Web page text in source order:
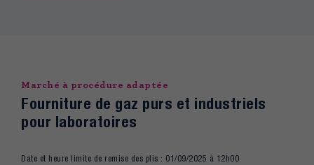
Marché à procédure adaptée
Fourniture de gaz purs et industriels
pour laboratoires
Date et heure limite de remise des plis : 01/09/2025 à 12h00